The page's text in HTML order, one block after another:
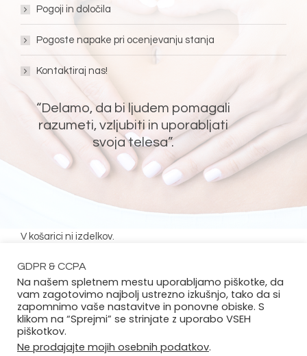
Pogoji in določila
Pogoste napake pri ocenjevanju stanja
Kontaktiraj nas!
“Delamo, da bi ljudem pomagali
razumeti, vzljubiti in uporabljati
svoja telesa”.
SLEDI NAM!
BellyyBellyy
PinterestYoutube
V košarici ni izdelkov.
POTZAK.ORG ZRT. | Vse pravice pridržane
GDPR & CCPA
Na našem spletnem mestu uporabljamo piškotke, da
vam zagotovimo najbolj ustrezno izkušnjo, tako da si
zapomnimo vaše nastavitve in ponovne obiske. S
klikom na “Sprejmi” se strinjate z uporabo VSEH
piškotkov.
Ne prodajajte mojih osebnih podatkov.
English(Angleščina) Deutsch